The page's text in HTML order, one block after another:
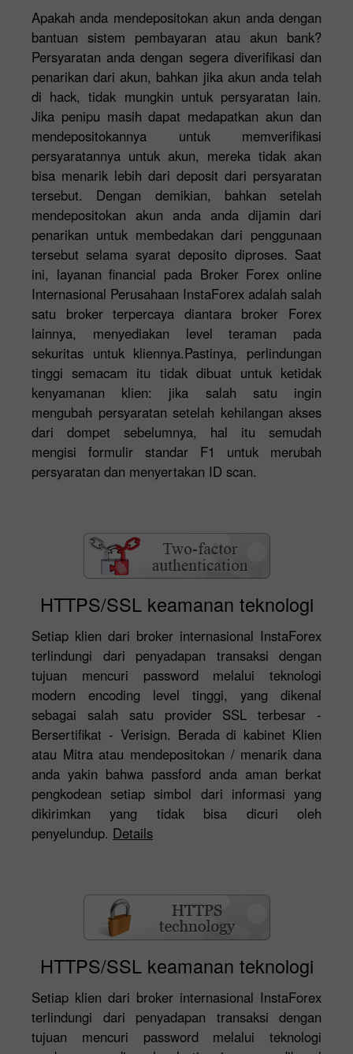
Apakah anda mendepositokan akun anda dengan
bantuan sistem pembayaran atau akun bank?
Persyaratan anda dengan segera diverifikasi dan
penarikan dari akun, bahkan jika akun anda telah
di hack, tidak mungkin untuk persyaratan lain.
Jika penipu masih dapat medapatkan akun dan
mendepositokannya untuk memverifikasi
persyaratannya untuk akun, mereka tidak akan
bisa menarik lebih dari deposit dari persyaratan
tersebut. Dengan demikian, bahkan setelah
mendepositokan akun anda anda dijamin dari
penarikan untuk membedakan dari penggunaan
tersebut selama syarat deposito diproses. Saat
ini, layanan financial pada Broker Forex online
Internasional Perusahaan InstaForex adalah salah
satu broker terpercaya diantara broker Forex
lainnya, menyediakan level teraman pada
sekuritas untuk kliennya.Pastinya, perlindungan
tinggi semacam itu tidak dibuat untuk ketidak
kenyamanan klien: jika salah satu ingin
mengubah persyaratan setelah kehilangan akses
dari dompet sebelumnya, hal itu semudah
mengisi formulir standar F1 untuk merubah
persyaratan dan menyertakan ID scan.
HTTPS/SSL keamanan teknologi
Setiap klien dari broker internasional InstaForex
terlindungi dari penyadapan transaksi dengan
tujuan mencuri password melalui teknologi
modern encoding level tinggi, yang dikenal
sebagai salah satu provider SSL terbesar -
Bersertifikat - Verisign. Berada di kabinet Klien
atau Mitra atau mendepositokan / menarik dana
anda yakin bahwa passford anda aman berkat
pengkodean setiap simbol dari informasi yang
dikirimkan yang tidak bisa dicuri oleh
penyelundup. Details
HTTPS/SSL keamanan teknologi
Setiap klien dari broker internasional InstaForex
terlindungi dari penyadapan transaksi dengan
tujuan mencuri password melalui teknologi